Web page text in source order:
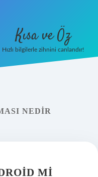
Kısa ve Öz
Hızlı bilgilerle zihnini canlandır!
NEDIR
MI